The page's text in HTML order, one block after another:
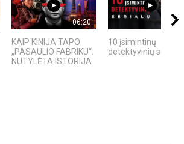
06:20
KAIP KINIJA TAPO
„PASAULIO FABRIKU“:
NUTYLĖTA ISTORIJA
12:25
10 įsimintinų
detektyvinių serialų